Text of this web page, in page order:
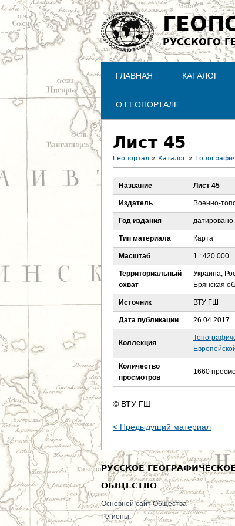
РУССКОГО
ГЛАВНАЯ КАТАЛОГ
О ГЕОПОРТАЛЕ
Лист 45
В
ы
д
е
с
ь
Геопортал » Каталог »
Название Лист 45
Издатель Военно-
Год издания датировано
Тип материала Карта
Масштаб 1 : 420 000
Территориальный
охват
Украина,
Брянская
Источник ВТУ ГШ
Дата публикации 26.04.2017
Коллекция
Количество
просмотров
1660
© ВТУ ГШ
< Предыдущий материал
РУССКОЕ ГЕОГРАФИЧЕСКОЕ
ОБЩЕСТВО
Основной сайт Общества
Регионы